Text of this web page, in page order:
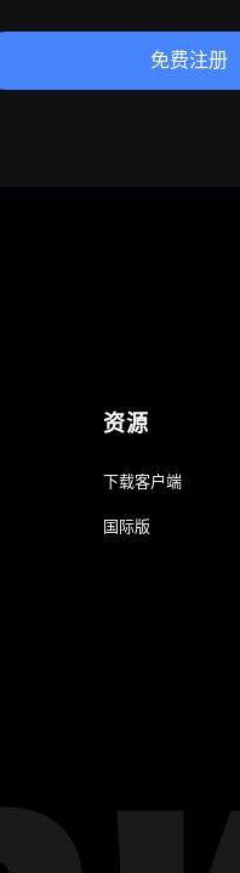
免费注册
资源
下载客户端
国际版